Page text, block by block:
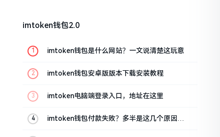
imtoken钱包2.0
imtoken钱包是什么网站？一文说清楚这玩意
imtoken钱包安卓版版本下载安装教程
imtoken电脑端登录入口，地址在这里
imtoken钱包付款失败？多半是这几个原因闹